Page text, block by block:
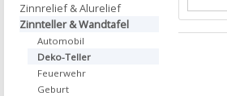
Zinnrelief & Alurelief
Zinnteller & Wandtafel
Automobil
Deko-Teller
Feuerwehr
Geburt